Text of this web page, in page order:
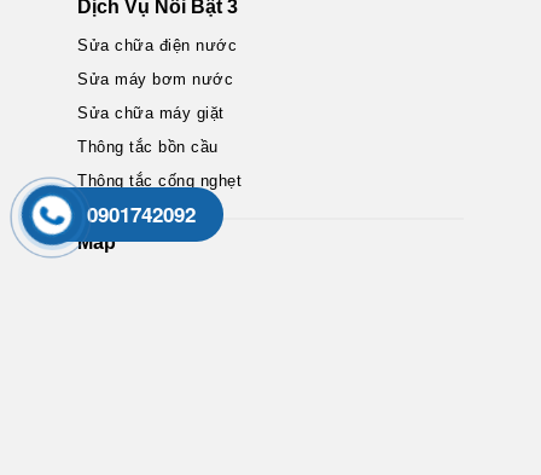
Dịch Vụ Nổi Bật 3
Sửa chữa điện nước
Sửa máy bơm nước
Sửa chữa máy giặt
Thông tắc bồn cầu
Thông tắc cống nghẹt
Map
0901742092